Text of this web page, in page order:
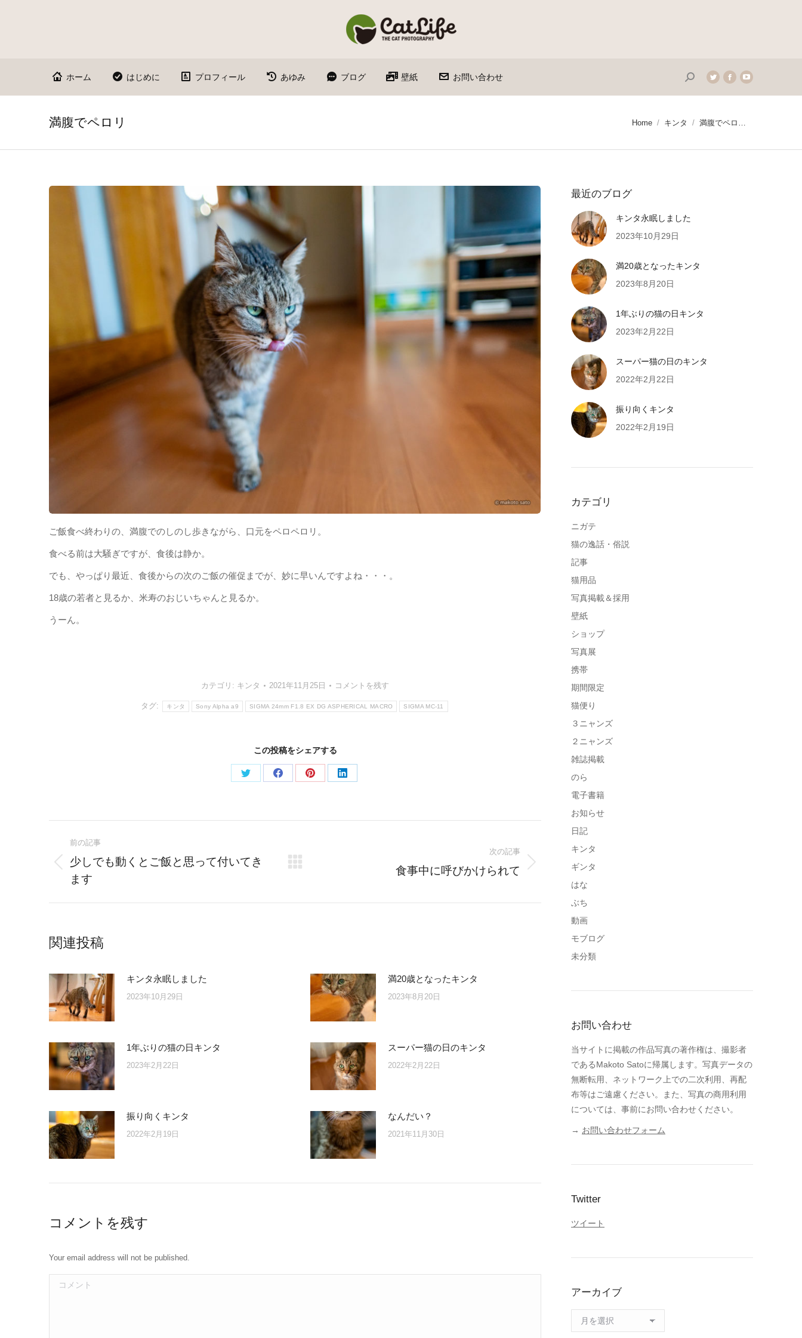
ホーム はじめに プロフィール あゆみ ブログ 壁紙 お問い合わせ Search:Twitter
page
in
window
Facebook
page
in
window
YouTube
page
window
満腹でペロリ You are here:
Home キンタ 満腹でペロ…
ご飯食べ終わりの、満腹でのしのし歩きながら、口元をペロペロリ。
食べる前は大騒ぎですが、食後は静か。
でも、やっぱり最近、食後からの次のご飯の催促までが、妙に早いんですよね・・・。
18歳の若者と見るか、米寿のおじいちゃんと見るか。
うーん。
カテゴリ: キンタ 2021年11月25日 コメントを残す
タグ: キンタ Sony Alpha a9 SIGMA 24mm F1.8 EX DG ASPHERICAL MACRO SIGMA MC-11
この投稿をシェアする
Share
Share
Share
Share
navigation
前の記事
Previous
post:
少しでも動くとご飯と思って付いてき
ます
次の記事
食事中に呼びかけられて
関連投稿
キンタ永眠しました
2023年10月29日
満20歳となったキンタ
2023年8月20日
1年ぶりの猫の日キンタ
2023年2月22日
スーパー猫の日のキンタ
2022年2月22日
振り向くキンタ
2022年2月19日
なんだい？
2021年11月30日
コメントを残す
Your email address will not be published.
コメント
最近のブログ
キンタ永眠しました
2023年10月29日
満20歳となったキンタ
2023年8月20日
1年ぶりの猫の日キンタ
2023年2月22日
スーパー猫の日のキンタ
2022年2月22日
振り向くキンタ
2022年2月19日
カテゴリ
ニガテ
猫の逸話・俗説
記事
猫用品
写真掲載＆採用
壁紙
ショップ
写真展
携帯
期間限定
猫便り
３ニャンズ
２ニャンズ
雑誌掲載
のら
電子書籍
お知らせ
日記
キンタ
ギンタ
はな
ぶち
動画
モブログ
未分類
お問い合わせ
当サイトに掲載の作品写真の著作権は、撮影者
であるMakoto Satoに帰属します。写真データの
無断転用、ネットワーク上での二次利用、再配
布等はご遠慮ください。また、写真の商用利用
については、事前にお問い合わせください。
→ お問い合わせフォーム
Twitter
ツイート
アーカイブ
ー